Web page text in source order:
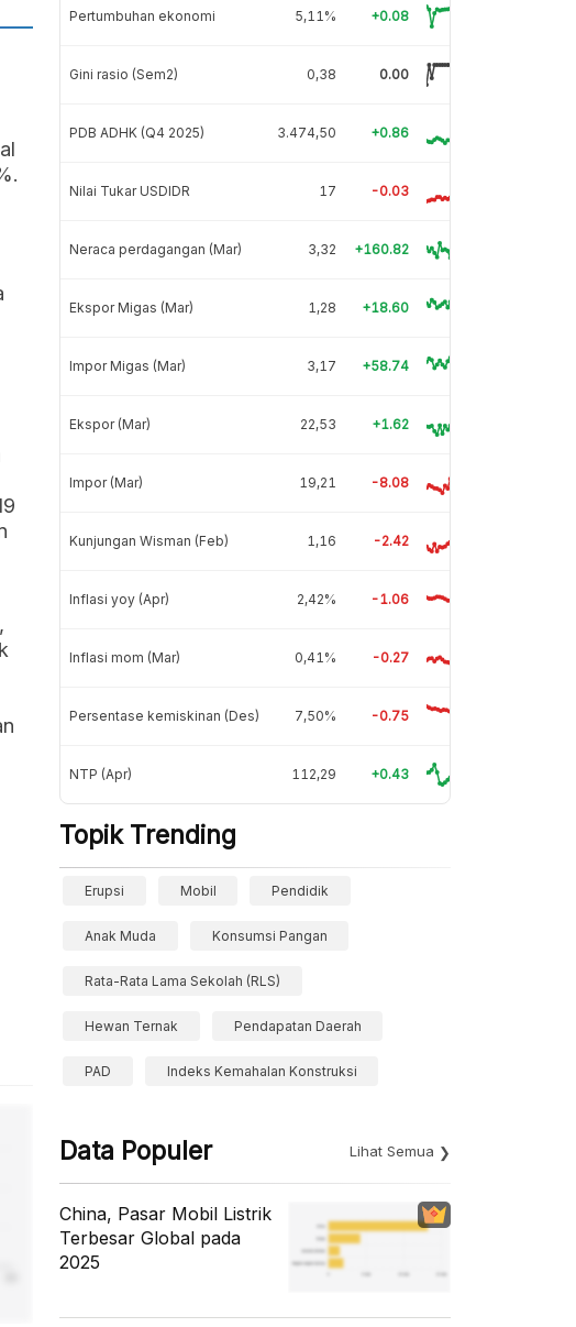
Pertumbuhan ekonomi 5,11% +0.08
Gini rasio (Sem2) 0,38 0.00
PDB ADHK (Q4 2025) 3.474,50 +0.86
Nilai Tukar USDIDR 17 -0.03
Neraca perdagangan (Mar) 3,32 +160.82
Ekspor Migas (Mar) 1,28 +18.60
Impor Migas (Mar) 3,17 +58.74
Ekspor (Mar) 22,53 +1.62
Impor (Mar) 19,21 -8.08
Kunjungan Wisman (Feb) 1,16 -2.42
Inflasi yoy (Apr) 2,42% -1.06
Inflasi mom (Mar) 0,41% -0.27
Persentase kemiskinan (Des) 7,50% -0.75
NTP (Apr) 112,29 +0.43
Topik Trending
Erupsi Mobil Pendidik
Anak Muda Konsumsi Pangan
Rata-Rata Lama Sekolah (RLS)
Hewan Ternak Pendapatan Daerah
PAD Indeks Kemahalan Konstruksi
Data Populer Lihat Semua
China, Pasar Mobil Listrik
Terbesar Global pada
2025